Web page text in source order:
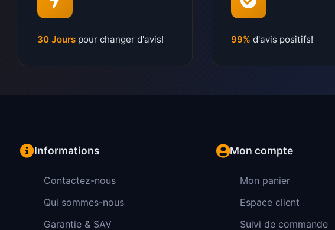
30 Jours pour changer d'avis! 99% d'avis positifs!
Informations
Contactez-nous
Qui sommes-nous
Garantie & SAV
Mon compte
Mon panier
Espace client
Suivi de commande